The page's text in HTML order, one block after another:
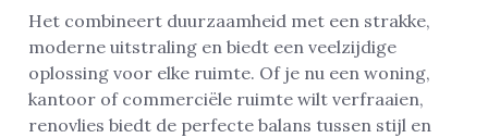
Het combineert duurzaamheid met een strakke,
moderne uitstraling en biedt een veelzijdige
oplossing voor elke ruimte. Of je nu een woning,
kantoor of commerciële ruimte wilt verfraaien,
renovlies biedt de perfecte balans tussen stijl en